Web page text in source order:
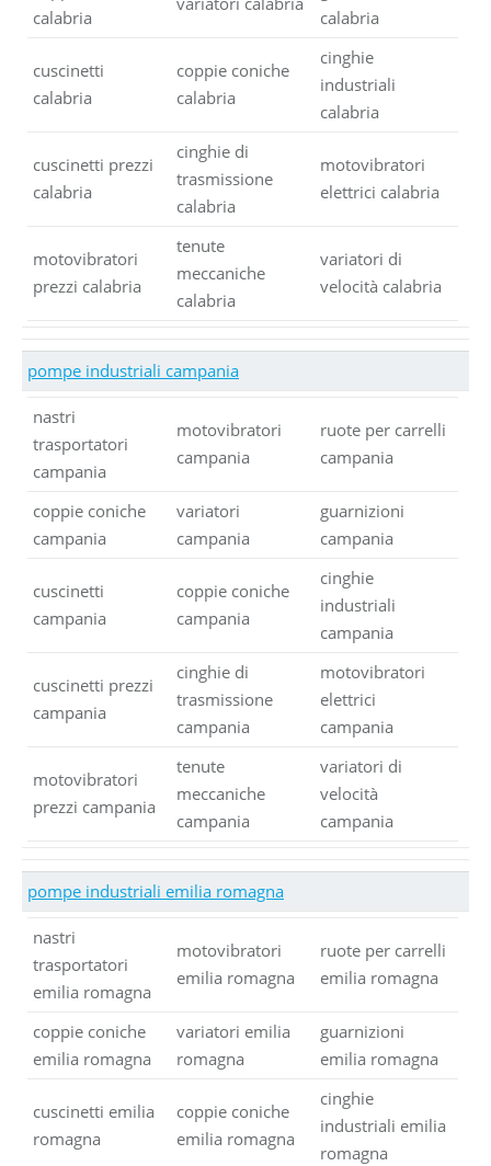
calabria
calabria
cuscinetti
calabria
coppie coniche
calabria
cinghie
industriali
calabria
cuscinetti prezzi
calabria
cinghie di
trasmissione
calabria
motovibratori
elettrici calabria
motovibratori
prezzi calabria
tenute
meccaniche
calabria
variatori di
velocità calabria
pompe industriali campania
nastri
trasportatori
campania
motovibratori
campania
ruote per carrelli
campania
coppie coniche
campania
variatori
campania
guarnizioni
campania
cuscinetti
campania
coppie coniche
campania
cinghie
industriali
campania
cuscinetti prezzi
campania
cinghie di
trasmissione
campania
motovibratori
elettrici
campania
motovibratori
prezzi campania
tenute
meccaniche
campania
variatori di
velocità
campania
pompe industriali emilia romagna
nastri
trasportatori
emilia romagna
motovibratori
emilia romagna
ruote per carrelli
emilia romagna
coppie coniche
emilia romagna
variatori emilia
romagna
guarnizioni
emilia romagna
cuscinetti emilia
romagna
coppie coniche
emilia romagna
cinghie
industriali emilia
romagna